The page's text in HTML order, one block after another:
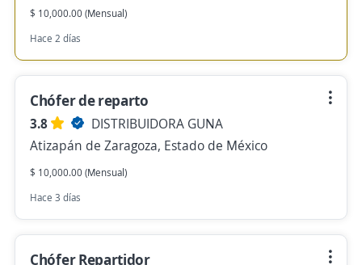
$ 10,000.00 (Mensual)
Hace 2 días
Chófer de reparto
3.8
DISTRIBUIDORA GUNA
Atizapán de Zaragoza, Estado de México
$ 10,000.00 (Mensual)
Hace 3 días
Chófer Repartidor